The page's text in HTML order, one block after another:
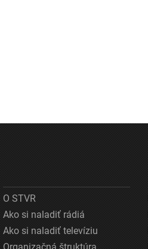
O STVR
Ako si naladiť rádiá
Ako si naladiť televíziu